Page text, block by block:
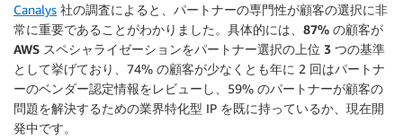
Canalys 社の調査によると、パートナーの専門性が顧客の選択に非
常に重要であることがわかりました。具体的には、 87% の顧客が
AWS スペシャライゼーションをパートナー選択の上位 3 つの基準
として挙げており
、74% の顧客が少なくとも年に 2 回はパートナ
ーのベンダー認定情報をレビューし、59% のパートナーが顧客の
問題を解決するための業界特化型 IP を既に持っているか、現在開
発中です。